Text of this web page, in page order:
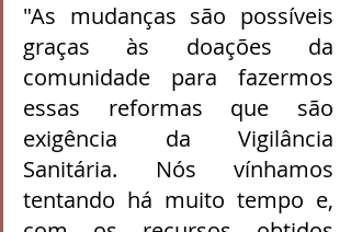
"As mudanças são possíveis
graças às doações da
comunidade para fazermos
essas reformas que são
exigência da Vigilância
Sanitária. Nós vínhamos
tentando há muito tempo e,